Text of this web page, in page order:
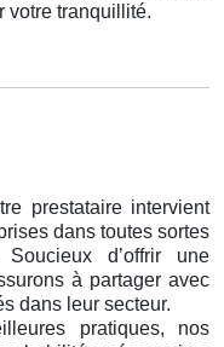
votre tranquillité.
prestataire intervient
dans toutes sortes
d’offrir une
à partager avec
dans leur secteur.
pratiques, nos